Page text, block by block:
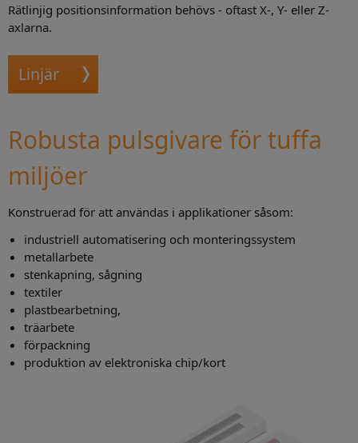
Rätlinjig positionsinformation behövs - oftast X-, Y- eller Z-
axlarna.
Linjär
Robusta pulsgivare för tuffa
miljöer
Konstruerad för att användas i applikationer såsom:
industriell automatisering och monteringssystem
metallarbete
stenkapning, sågning
textiler
plastbearbetning,
träarbete
förpackning
produktion av elektroniska chip/kort